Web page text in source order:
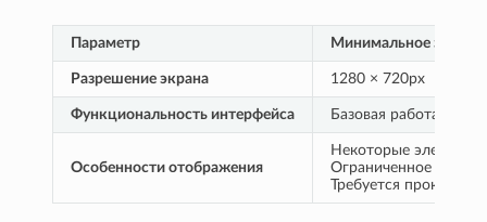
Параметр Минимальное
Разрешение экрана 1280 × 720px
Функциональность интерфейса Базовая работа
Особенности отображения
Некоторые
Ограниченное
Требуется прокрутка